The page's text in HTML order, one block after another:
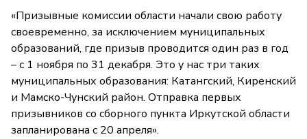
«Призывные комиссии области начали свою работу
своевременно, за исключением муниципальных
образований, где призыв проводится один раз в год
– с 1 ноября по 31 декабря. Это у нас три таких
муниципальных образования: Катангский, Киренский
и Мамско-Чунский район. Отправка первых
призывников со сборного пункта Иркутской области
запланирована с 20 апреля».